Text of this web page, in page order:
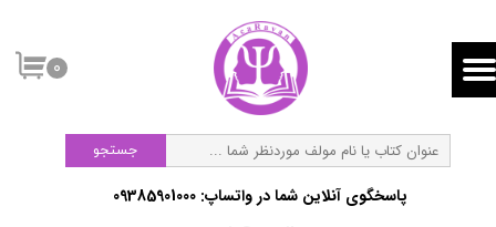
پاسخگوی آنلاین شما در واتساپ:​​​​​​​ 09385901000
۰
جستجو